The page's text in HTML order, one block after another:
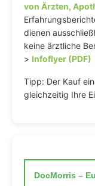
von Ärzten,
dienen
keine ärztliche
> Infoflyer (PDF)
Tipp: Der Kauf
gleichzeitig Ihre
DocMorris –